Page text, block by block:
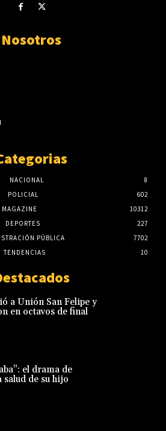
Nosotros
NACIONAL
8
POLICIAL
602
MAGAZINE
10312
DEPORTES
227
PÚBLICA
7702
TENDENCIAS
10
a Unión San Felipe y
en octavos de final
el drama de
salud de su hijo